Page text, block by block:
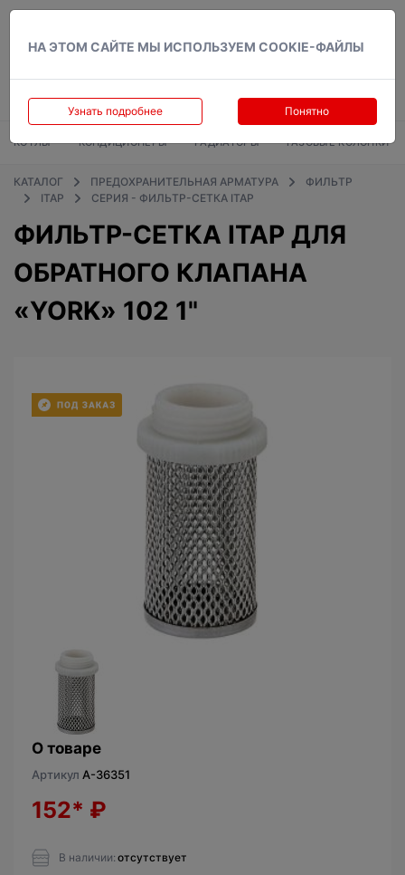
НА ЭТОМ САЙТЕ МЫ ИСПОЛЬЗУЕМ COOKIE-ФАЙЛЫ
Узнать подробнее Понятно
КОТЛЫ КОНДИЦИОНЕРЫ РАДИАТОРЫ ГАЗОВЫЕ КОЛОНКИ
КАТАЛОГ ПРЕДОХРАНИТЕЛЬНАЯ АРМАТУРА
ФИЛЬТР
ITAP
СЕРИЯ - ФИЛЬТР-СЕТКА ITAP
ФИЛЬТР-СЕТКА ITAP ДЛЯ
ОБРАТНОГО КЛАПАНА
«YORK» 102 1"
О товаре
Артикул A-36351
152* ₽
В наличии: отсутствует